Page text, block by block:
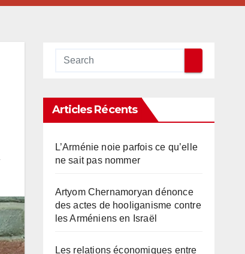
Articles Récents
L’Arménie noie parfois ce qu’elle
ne sait pas nommer
Artyom Chernamoryan dénonce
des actes de hooliganisme contre
les Arméniens en Israël
Les relations économiques entre